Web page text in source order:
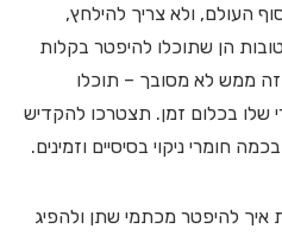
העולם, ולא צריך להילחץ,
הן שתוכלו להיפטר בקלות
ממש לא מסובך – תוכלו
שלו בכלום זמן. תצטרכו להקדיש
חומרי ניקוי בסיסיים וזמינים.
איך להיפטר מכתמי שתן ולהפיג